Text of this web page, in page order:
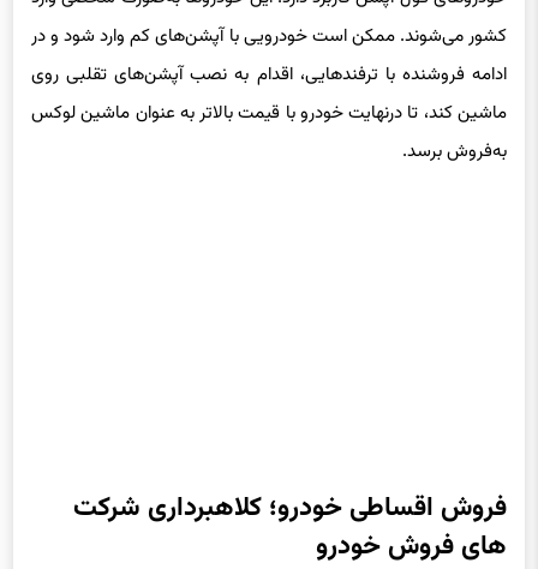
کشور می‌شوند. ممکن است خودرویی با آپشن‌‌های کم وارد شود و در
ادامه فروشنده با ترفندهایی، اقدام به نصب آپشن‌‌های تقلبی روی
ماشین کند، تا درنهایت خودرو با قیمت بالاتر به عنوان ماشین لوکس
به‌فروش برسد.
فروش اقساطی خودرو؛ کلاهبرداری شرکت
های فروش خودرو